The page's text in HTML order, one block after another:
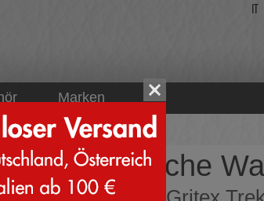
Marken
Gritex - Flache